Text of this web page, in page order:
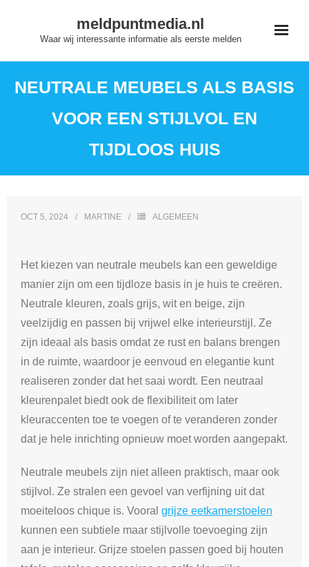
meldpuntmedia.nl
Waar wij interessante informatie als eerste melden
NEUTRALE MEUBELS ALS BASIS
VOOR EEN STIJLVOL EN
TIJDLOOS HUIS
OCT 5, 2024 MARTINE ALGEMEEN
Het kiezen van neutrale meubels kan een geweldige
manier zijn om een tijdloze basis in je huis te creëren.
Neutrale kleuren, zoals grijs, wit en beige, zijn
veelzijdig en passen bij vrijwel elke interieurstijl. Ze
zijn ideaal als basis omdat ze rust en balans brengen
in de ruimte, waardoor je eenvoud en elegantie kunt
realiseren zonder dat het saai wordt. Een neutraal
kleurenpalet biedt ook de flexibiliteit om later
kleuraccenten toe te voegen of te veranderen zonder
dat je hele inrichting opnieuw moet worden aangepakt.
Neutrale meubels zijn niet alleen praktisch, maar ook
stijlvol. Ze stralen een gevoel van verfijning uit dat
moeiteloos chique is. Vooral grijze eetkamerstoelen
kunnen een subtiele maar stijlvolle toevoeging zijn
aan je interieur. Grijze stoelen passen goed bij houten